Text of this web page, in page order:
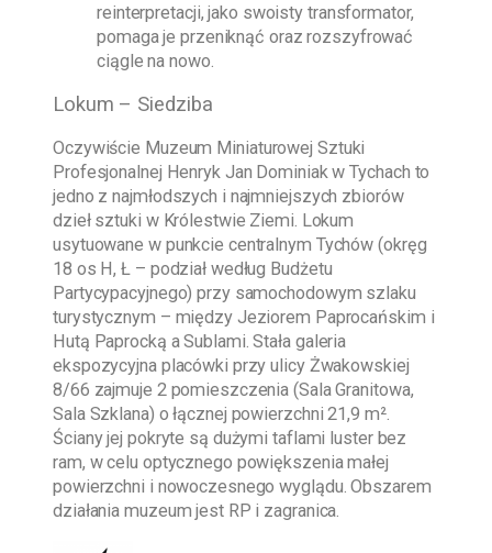
reinterpretacji, jako swoisty transformator,
pomaga je przeniknąć oraz rozszyfrować
ciągle na nowo.
Lokum – Siedziba
Oczywiście Muzeum Miniaturowej Sztuki
Profesjonalnej Henryk Jan Dominiak w Tychach to
jedno z najmłodszych i najmniejszych zbiorów
dzieł sztuki w Królestwie Ziemi. Lokum
usytuowane w punkcie centralnym Tychów (okręg
18 os H, Ł – podział według Budżetu
Partycypacyjnego) przy samochodowym szlaku
turystycznym – między Jeziorem Paprocańskim i
Hutą Paprocką a Sublami. Stała galeria
ekspozycyjna placówki przy ulicy Żwakowskiej
8/66 zajmuje 2 pomieszczenia (Sala Granitowa,
Sala Szklana) o łącznej powierzchni 21,9 m².
Ściany jej pokryte są dużymi taflami luster bez
ram, w celu optycznego powiększenia małej
powierzchni i nowoczesnego wyglądu. Obszarem
działania muzeum jest RP i zagranica.